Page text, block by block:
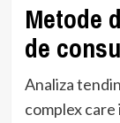
Metode
de
Analiza
complex